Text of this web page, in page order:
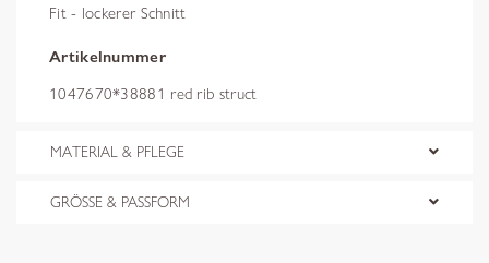
Fit - lockerer Schnitt
Artikelnummer
1047670*38881 red rib struct
MATERIAL & PFLEGE
GRÖSSE & PASSFORM